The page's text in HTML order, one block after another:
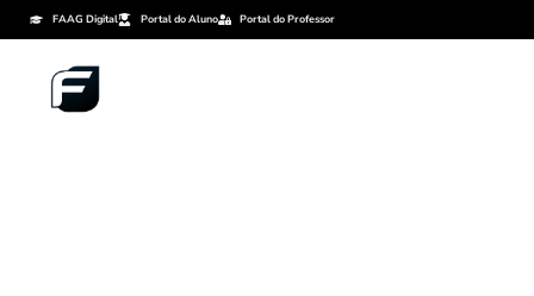
FAAG Digital Portal do Aluno Portal do Professor